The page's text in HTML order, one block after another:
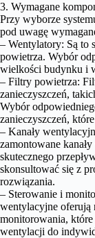
3. Wymagane
Przy wyborze
pod uwagę
– Wentylatory: Są to
powietrza. Wybór
wielkości budynku i
– Filtry powietrza:
zanieczyszczeń,
Wybór
zanieczyszczeń,
– Kanały
zamontowane
skutecznego
skonsultować się z
rozwiązania.
– Sterowanie i
wentylacyjne oferują
monitorowania,
wentylacji do